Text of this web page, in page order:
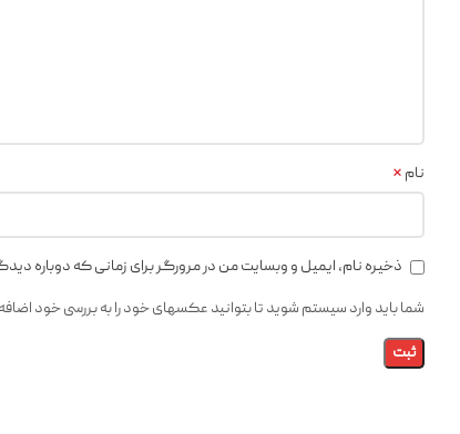
نام *
ذخیره نام، ایمیل و وبسایت من در مرورگر برای زمانی که دوباره
شما باید وارد سیستم شوید تا بتوانید عکسهای خود را به بررسی خود